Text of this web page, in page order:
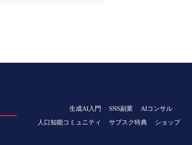
生成AI入門 SNS副業
AIコンサル
人口知能コミュニティ
サブスク特典 ショップ